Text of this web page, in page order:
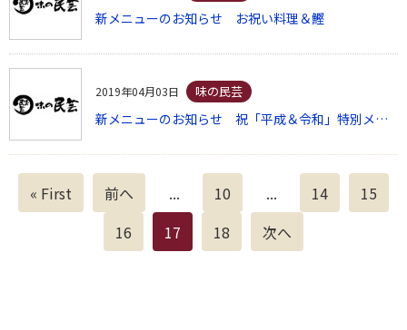
新メニューのお知らせ お祝い料理＆鰹
2019年04月03日 味の民芸
新メニューのお知らせ 祝「平成＆令和」特別メニュー
« First 前へ ... 10 ... 14
15
16
17 18 次へ